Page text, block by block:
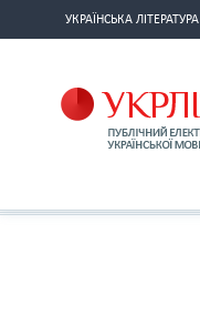
УКРАЇНСЬКА ЛІТЕРАТУРА